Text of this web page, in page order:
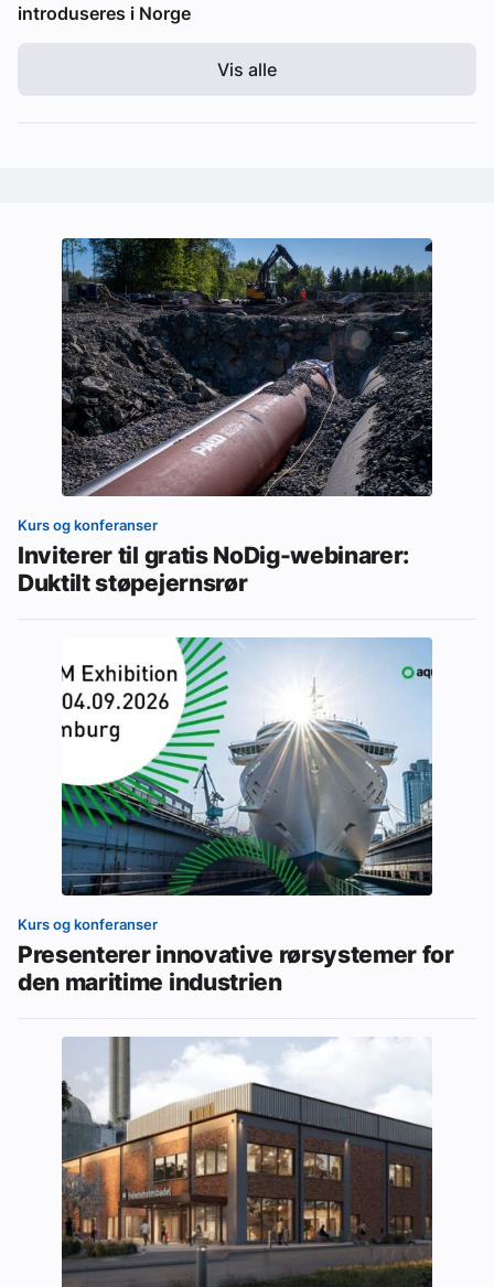
introduseres i Norge
Vis alle
Kurs og konferanser
Inviterer til gratis NoDig-webinarer:
Duktilt støpejernsrør
Kurs og konferanser
Presenterer innovative rørsystemer for
den maritime industrien